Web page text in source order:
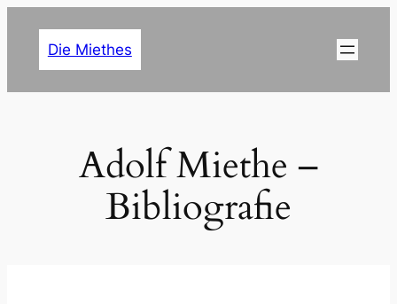
Die Miethes
Adolf Miethe –
Bibliografie